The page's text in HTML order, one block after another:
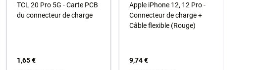
TCL 20 Pro 5G - Carte PCB
du connecteur de charge
1,65 €
Apple iPhone 12, 12 Pro -
Connecteur de charge +
Câble flexible (Rouge)
9,74 €